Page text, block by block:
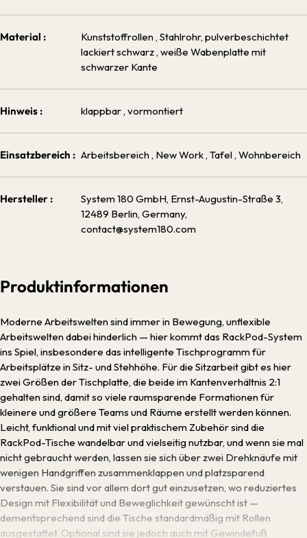
Material : Kunststoffrollen , Stahlrohr, pulverbeschichtet
lackiert schwarz , weiße Wabenplatte mit
schwarzer Kante
Hinweis : klappbar , vormontiert
Einsatzbereich : Arbeitsbereich , New Work , Tafel , Wohnbereich
Hersteller :
System 180 GmbH, Ernst-Augustin-Straße 3,
12489 Berlin, Germany,
contact@system180.com
Produktinformationen
Moderne Arbeitswelten sind immer in Bewegung, unflexible
Arbeitswelten dabei hinderlich — hier kommt das RackPod-System
ins Spiel, insbesondere das intelligente Tischprogramm für
Arbeitsplätze in Sitz- und Stehhöhe. Für die Sitzarbeit gibt es hier
zwei Größen der Tischplatte, die beide im Kantenverhältnis 2:1
gehalten sind, damit so viele raumsparende Formationen für
kleinere und größere Teams und Räume erstellt werden können.
Leicht, funktional und mit viel praktischem Zubehör sind die
RackPod-Tische wandelbar und vielseitig nutzbar, und wenn sie mal
nicht gebraucht werden, lassen sie sich über zwei Drehknäufe mit
wenigen Handgriffen zusammenklappen und platzsparend
verstauen. Sie sind vor allem dort gut einzusetzen, wo reduziertes
Design mit Flexibilität und Beweglichkeit gewünscht ist —
dementsprechend sind die Tische standardmäßig mit Rollen
ausgestattet. Optional sind sie jedoch auch mit Gewindefuß